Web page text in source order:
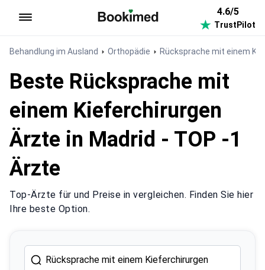
4.6/5
TrustPilot
Behandlung im Ausland Orthopädie Rücksprache mit einem
Beste Rücksprache mit
einem Kieferchirurgen
Ärzte in Madrid - TOP -1
Ärzte
Top-Ärzte für und Preise in vergleichen. Finden Sie hier
Ihre beste Option.